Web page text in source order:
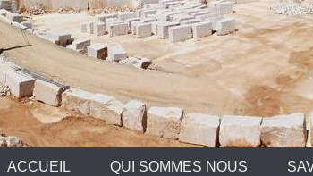
ACCUEIL QUI SOMMES NOUS